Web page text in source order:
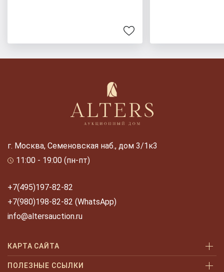
г. Москва, Семеновская наб., дом 3/1к3
11:00 - 19:00 (пн-пт)
+7(495)197-82-82
+7(980)198-82-82 (WhatsApp)
info@altersauction.ru
КАРТА САЙТА
Аукционы
ПОЛЕЗНЫЕ ССЫЛКИ